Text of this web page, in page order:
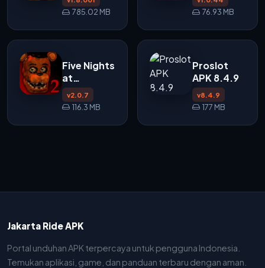
785.02 MB 76.93 MB
Five Nights
at
Freddy's 2
APK
v2.0.7
116.3 MB
Proslot
APK 8.4.9
v8.4.9
177 MB
Jakarta Ride APK
Portal unduhan APK terpercaya untuk pengguna Indonesia.
Temukan aplikasi, game, dan panduan terbaru dengan aman.